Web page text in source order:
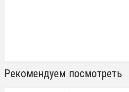
Рекомендуем посмотреть